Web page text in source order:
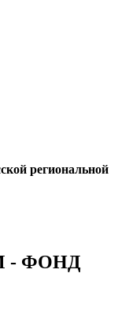
региональной
- ФОНД